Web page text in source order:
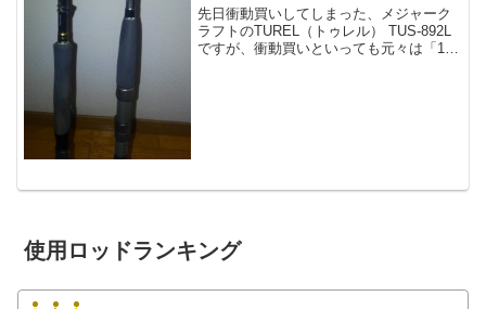
892L」
先日衝動買いしてしまった、メジャーク
ラフトのTUREL（トゥレル） TUS-892L
ですが、衝動買いといっても元々は「10g
使用ロッドランキング